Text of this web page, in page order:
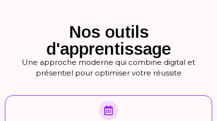
Nos outils
d'apprentissage
Une approche moderne qui combine digital et
présentiel pour optimiser votre réussite